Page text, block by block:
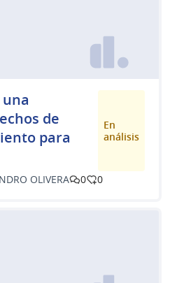
de
para
En
análisis
OLIVERA 0 0